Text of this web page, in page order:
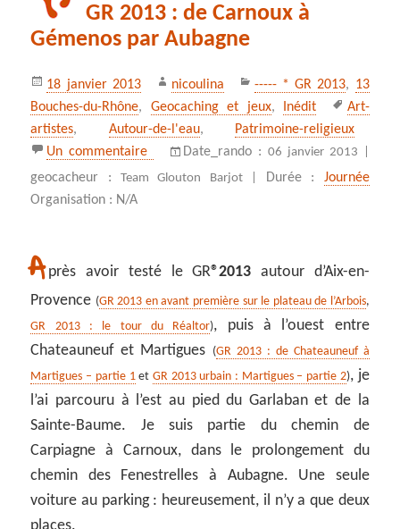
GR 2013 : de Carnoux à
Gémenos par Aubagne
Publié
le
18 janvier 2013 Auteur
nicoulina Catégories
----- * GR 2013, 13
Bouches-du-Rhône, Geocaching et jeux, Inédit
Mots-
clés
Art-
artistes, Autour-de-l'eau,
Patrimoine-religieux
Un commentaire
sur GR 2013 : de Carnoux à Gémenos par
Date_rando : 06 janvier 2013 |
geocacheur : Team Glouton Barjot | Durée : Journée
Organisation : N/A
Après avoir testé le GR®2013 autour d’Aix-en-
Provence (GR 2013 en avant première sur le plateau de l’Arbois,
GR 2013 : le tour du Réaltor), puis à l’ouest entre
Chateauneuf et Martigues (GR 2013 : de Chateauneuf à
Martigues – partie 1et GR 2013 urbain : Martigues – partie 2), je
l’ai parcouru à l’est au pied du Garlaban et de la
Sainte-Baume. Je suis partie du chemin de
Carpiagne à Carnoux, dans le prolongement du
chemin des Fenestrelles à Aubagne. Une seule
voiture au parking : heureusement, il n’y a que deux
places.